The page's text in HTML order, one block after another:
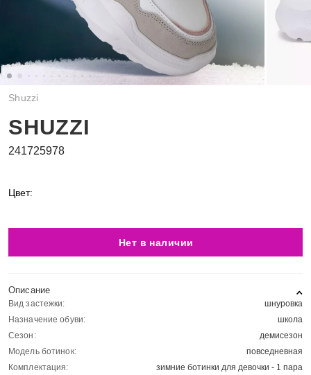
Shuzzi
SHUZZI
241725978
Цвет:
Нет в наличии
Описание
Вид застежки:
шнуровка
Назначение обуви:
школа
Сезон:
демисезон
Модель ботинок:
повседневная
Комплектация:
зимние ботинки для девочки - 1 пара